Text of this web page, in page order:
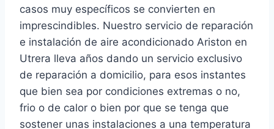
casos muy específicos se convierten en
imprescindibles. Nuestro servicio de reparación
e instalación de aire acondicionado Ariston en
Utrera lleva años dando un servicio exclusivo
de reparación a domicilio, para esos instantes
que bien sea por condiciones extremas o no,
frio o de calor o bien por que se tenga que
sostener unas instalaciones a una temperatura